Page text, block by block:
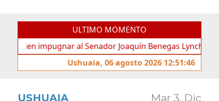
ULTIMO MOMENTO
impugnar al Senador Joaquín Benegas Lynch por
Ushuaia, 06 agosto 2026 12:51:46
USHUAIA Mar 3. Dic